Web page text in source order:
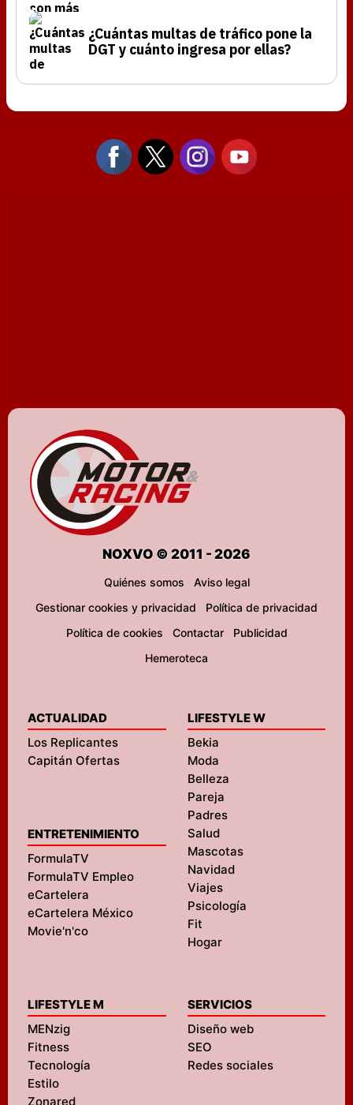
¿Cuántas multas de tráfico pone la
DGT y cuánto ingresa por ellas?
NOXVO © 2011 - 2026
Quiénes somos
Aviso legal
Gestionar cookies y privacidad
Política de privacidad
Política de cookies
Contactar
Publicidad
Hemeroteca
ACTUALIDAD
Los Replicantes
Capitán Ofertas
ENTRETENIMIENTO
FormulaTV
FormulaTV Empleo
eCartelera
eCartelera México
Movie'n'co
LIFESTYLE W
Bekia
Moda
Belleza
Pareja
Padres
Salud
Mascotas
Navidad
Viajes
Psicología
Fit
Hogar
LIFESTYLE M
MENzig
Fitness
Tecnología
Estilo
Zonared
SERVICIOS
Diseño web
SEO
Redes sociales